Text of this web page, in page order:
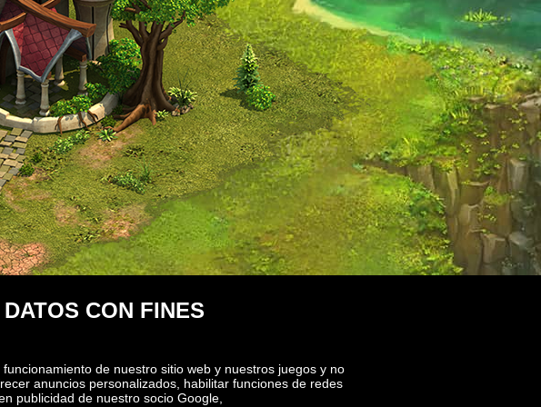
CON FINES
de nuestro sitio web y nuestros juegos y no
anuncios personalizados, habilitar funciones de redes
publicidad de nuestro socio Google,